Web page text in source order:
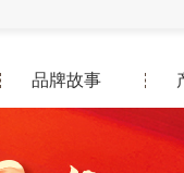
品牌故事